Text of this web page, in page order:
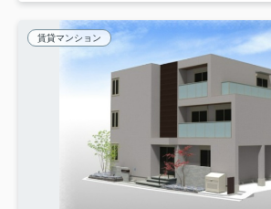
賃貸マンション